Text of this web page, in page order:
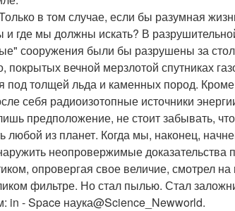
в том случае, если бы разумная
и где мы должны искать? В
сооружения были бы разрушены за
покрытых вечной мерзлотой спутниках
под толщей льда и каменных пород.
себя радиоизотопные источники
предположение, не стоит забывать,
любой из планет. Когда мы, наконец,
неопровержимые доказательства
опровергая свое величие, смотрел
фильтре. Но стал пылью. Стал
in - Space наука@Science_Newworld.